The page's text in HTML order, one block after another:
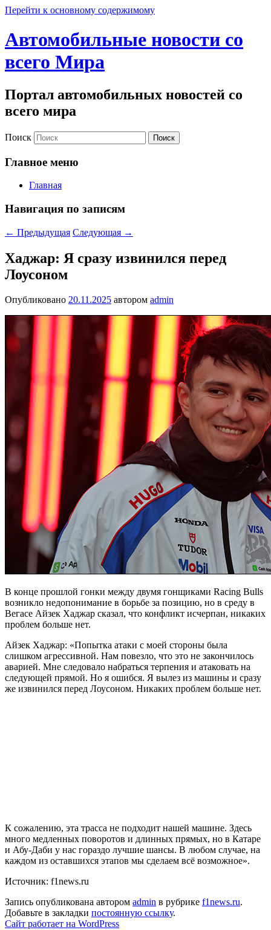
Перейти к основному содержимому
Автомобильные новости со
всего Мира
Портал автомобильных новостей со
всего мира
Поиск
Главное меню
Главная
Навигация по записям
← Предыдущая Следующая →
Хаджар: Я сразу извинился перед
Лоусоном
Опубликовано 20.11.2025 автором admin
В конце прошлой гонки между двумя гонщиками Racing Bulls
возникло недопонимание в борьбе за позицию, но в среду в
Вегасе Айзек Хаджар сказал, что конфликт исчерпан, никаких
проблем больше нет.
Айзек Хаджар: «Попытка атаки с моей стороны была
слишком агрессивной. Нам повезло, что это не закончилось
аварией. Мне следовало набраться терпения и атаковать на
следующей прямой. Но я ошибся. Я вылез из машины и сразу
же извинился перед Лоусоном. Никаких проблем больше нет.
К сожалению, эта трасса не подходит нашей машине. Здесь
много медленных поворотов и длинных прямых, но в Катаре
и Абу-Даби у нас гораздо лучшие шансы. В любом случае, на
каждом из оставшихся этапов мы сделаем всё возможное».
Источник: f1news.ru
Запись опубликована автором admin в рубрике f1news.ru.
Добавьте в закладки постоянную ссылку.
Сайт работает на WordPress